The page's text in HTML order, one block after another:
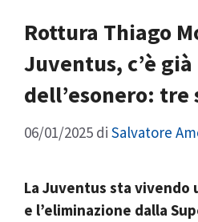
Rottura Thiago
Juventus, c’è
dell’esonero:
06/01/2025 di Salvatore
La Juventus sta vivendo
e l’eliminazione dalla